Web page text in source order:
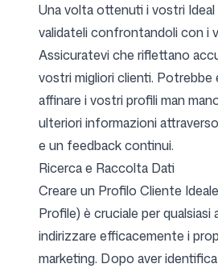
Una volta ottenuti i vostri
validateli confrontandoli con i
Assicuratevi che riflettano
vostri migliori clienti. Potrebbe
affinare i vostri profili man
ulteriori informazioni
e un feedback continui.
Ricerca e Raccolta Dati
Creare un Profilo Cliente
Profile) è cruciale per qualsiasi
indirizzare efficacemente i
marketing. Dopo aver